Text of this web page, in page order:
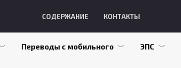
СОДЕРЖАНИЕ КОНТАКТЫ
Переводы с мобильного ЭПС